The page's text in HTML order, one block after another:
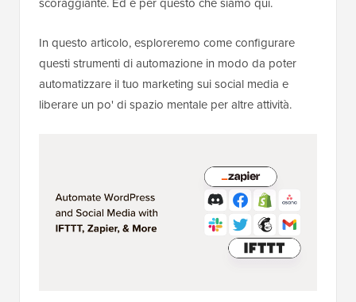
In questo articolo, esploreremo come configurare
questi strumenti di automazione in modo da poter
automatizzare il tuo marketing sui social media e
liberare un po' di spazio mentale per altre attività.